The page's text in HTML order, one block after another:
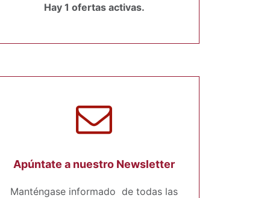
Hay 1 ofertas activas.
Apúntate a nuestro Newsletter
Manténgase informado de todas las